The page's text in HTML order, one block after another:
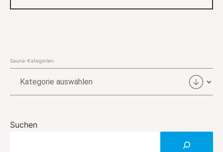
Sauna-Kategorien
Kategorien
Suchen